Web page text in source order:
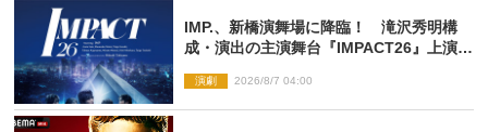
IMP.、新橋演舞場に降臨！ 滝沢秀明構
成・演出の主演舞台『IMPACT26』上演決
演劇 2026/8/7 04:00